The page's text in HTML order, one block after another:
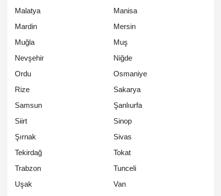
Malatya
Manisa
Mardin
Mersin
Muğla
Muş
Nevşehir
Niğde
Ordu
Osmaniye
Rize
Sakarya
Samsun
Şanlıurfa
Siirt
Sinop
Şırnak
Sivas
Tekirdağ
Tokat
Trabzon
Tunceli
Uşak
Van